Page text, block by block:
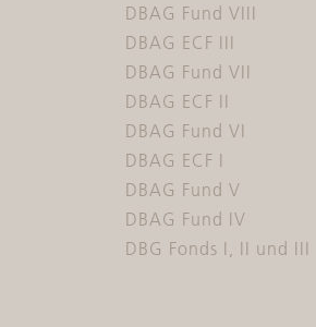
DBAG Fund VIII
DBAG ECF III
DBAG Fund VII
DBAG ECF II
DBAG Fund VI
DBAG ECF I
DBAG Fund V
DBAG Fund IV
DBG Fonds I, II und III